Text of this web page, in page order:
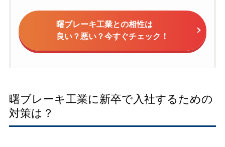
曙ブレーキ工業との相性は
良い？悪い？今すぐチェック！
曙ブレーキ工業に新卒で入社するための
対策は？